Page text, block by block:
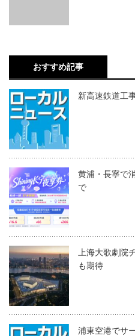
おすすめ記事
新高速鉄道工
黄浦・長寧で
で
上海大歌劇院
も期待
浦東空港でサ